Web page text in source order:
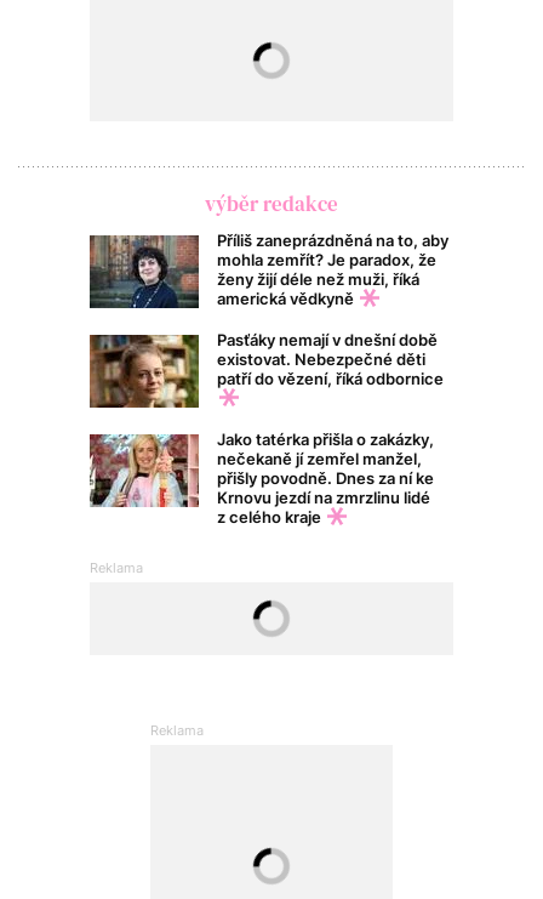
výběr redakce
Příliš zaneprázdněná na to, aby
mohla zemřít? Je paradox, že
ženy žijí déle než muži, říká
americká vědkyně
Pasťáky nemají v dnešní době
existovat. Nebezpečné děti
patří do vězení, říká odbornice
Jako tatérka přišla o zakázky,
nečekaně jí zemřel manžel,
přišly povodně. Dnes za ní ke
Krnovu jezdí na zmrzlinu lidé
z celého kraje